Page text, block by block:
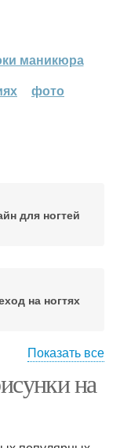
маникюра
фото
для ногтей
на ногтях
Показать все
на